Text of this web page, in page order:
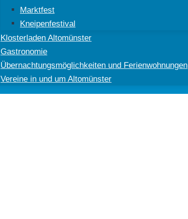
Marktfest
Kneipenfestival
Klosterladen Altomünster
Gastronomie
Übernachtungsmöglichkeiten und Ferienwohnungen
Vereine in und um Altomünster